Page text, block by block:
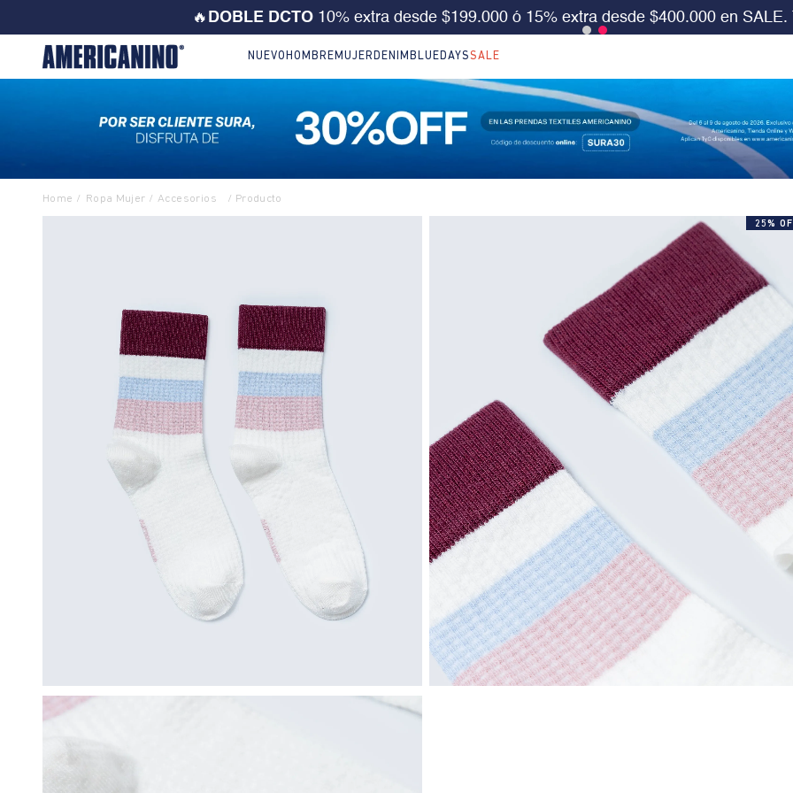
💙 ¡CORRE! Solo este FDS 30%OFF en LO NUEVO. Usa el cód:SURA30Aplica
NUEVO HOMBRE MUJER DENIM BLUEDAYSSALE
Ropa Mujer Accesorios
25%